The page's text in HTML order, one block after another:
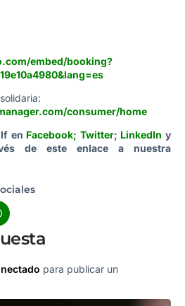
embed/booking?
consumer/home
en Facebook; Twitter; LinkedIn y
de este enlace a nuestra
para publicar un